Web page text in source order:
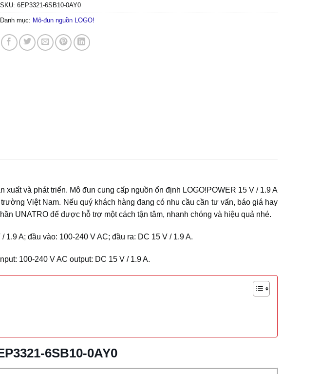
SKU: 6EP3321-6SB10-0AY0
Danh mục: Mô-đun nguồn LOGO!
xuất và phát triển. Mô đun cung cấp nguồn ổn định LOGO!POWER 15 V / 1.9 A
Việt Nam. Nếu quý khách hàng đang có nhu cầu cần tư vấn, báo giá hay
UNATRO để được hỗ trợ một cách tận tâm, nhanh chóng và hiệu quả nhé.
A; đầu vào: 100-240 V AC; đầu ra: DC 15 V / 1.9 A.
100-240 V AC output: DC 15 V / 1.9 A.
6SB10-0AY0